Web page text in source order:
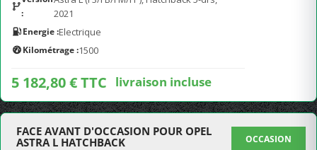
:
2021
Energie :Electrique
Kilométrage :1500
5 182,80 € TTC livraison incluse
FACE AVANT D'OCCASION POUR OPEL
ASTRA L HATCHBACK
OCCASION